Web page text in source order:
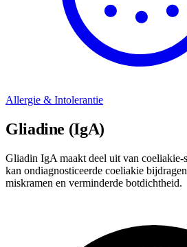
Allergie & Intolerantie
Gliadine (IgA)
Gliadin IgA maakt deel uit van coeliakie-
kan ondiagnosticeerde coeliakie
miskramen en verminderde botdichtheid.